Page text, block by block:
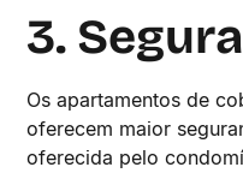
3.
Os apartamentos de
oferecem maior
oferecida pelo